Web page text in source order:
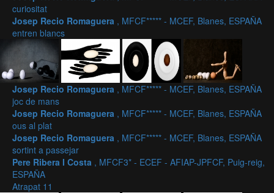
curiositat
Josep Recio Romaguera , MFCF***** - MCEF, Blanes, ESPAÑA
entren blancs
Josep Recio Romaguera , MFCF***** - MCEF, Blanes, ESPAÑA
joc de mans
Josep Recio Romaguera , MFCF***** - MCEF, Blanes, ESPAÑA
ous al plat
Josep Recio Romaguera , MFCF***** - MCEF, Blanes, ESPAÑA
sortint a passejar
Pere Ribera I Costa , MFCF3* - ECEF - AFIAP-JPFCF, Puig-reig,
ESPAÑA
Atrapat 11